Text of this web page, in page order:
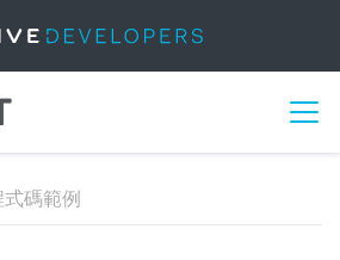
式碼範例